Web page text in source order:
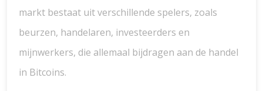
markt bestaat uit verschillende spelers, zoals
beurzen, handelaren, investeerders en
mijnwerkers, die allemaal bijdragen aan de handel
in Bitcoins.